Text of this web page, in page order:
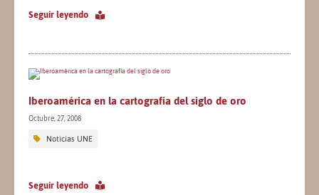
Seguir leyendo
Iberoamérica en la cartografía del siglo de oro
Octubre, 27, 2008
Noticias UNE
Seguir leyendo